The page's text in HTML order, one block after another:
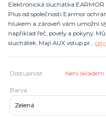
Elektronická sluchátka EARMOR
Plus od společnosti Earmor
hlukem a zároveň vám umožní
například řeč, povely a pokyny.
sluchátek. Mají AUX vstup pr...
Dostupnost Není skladem
Barva